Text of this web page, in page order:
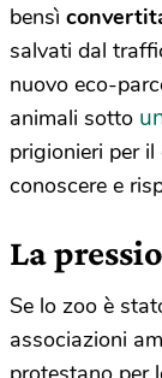
bensì
salvati dal
nuovo eco-
animali sotto
prigionieri per
conoscere e
La
Se lo zoo è
associazioni